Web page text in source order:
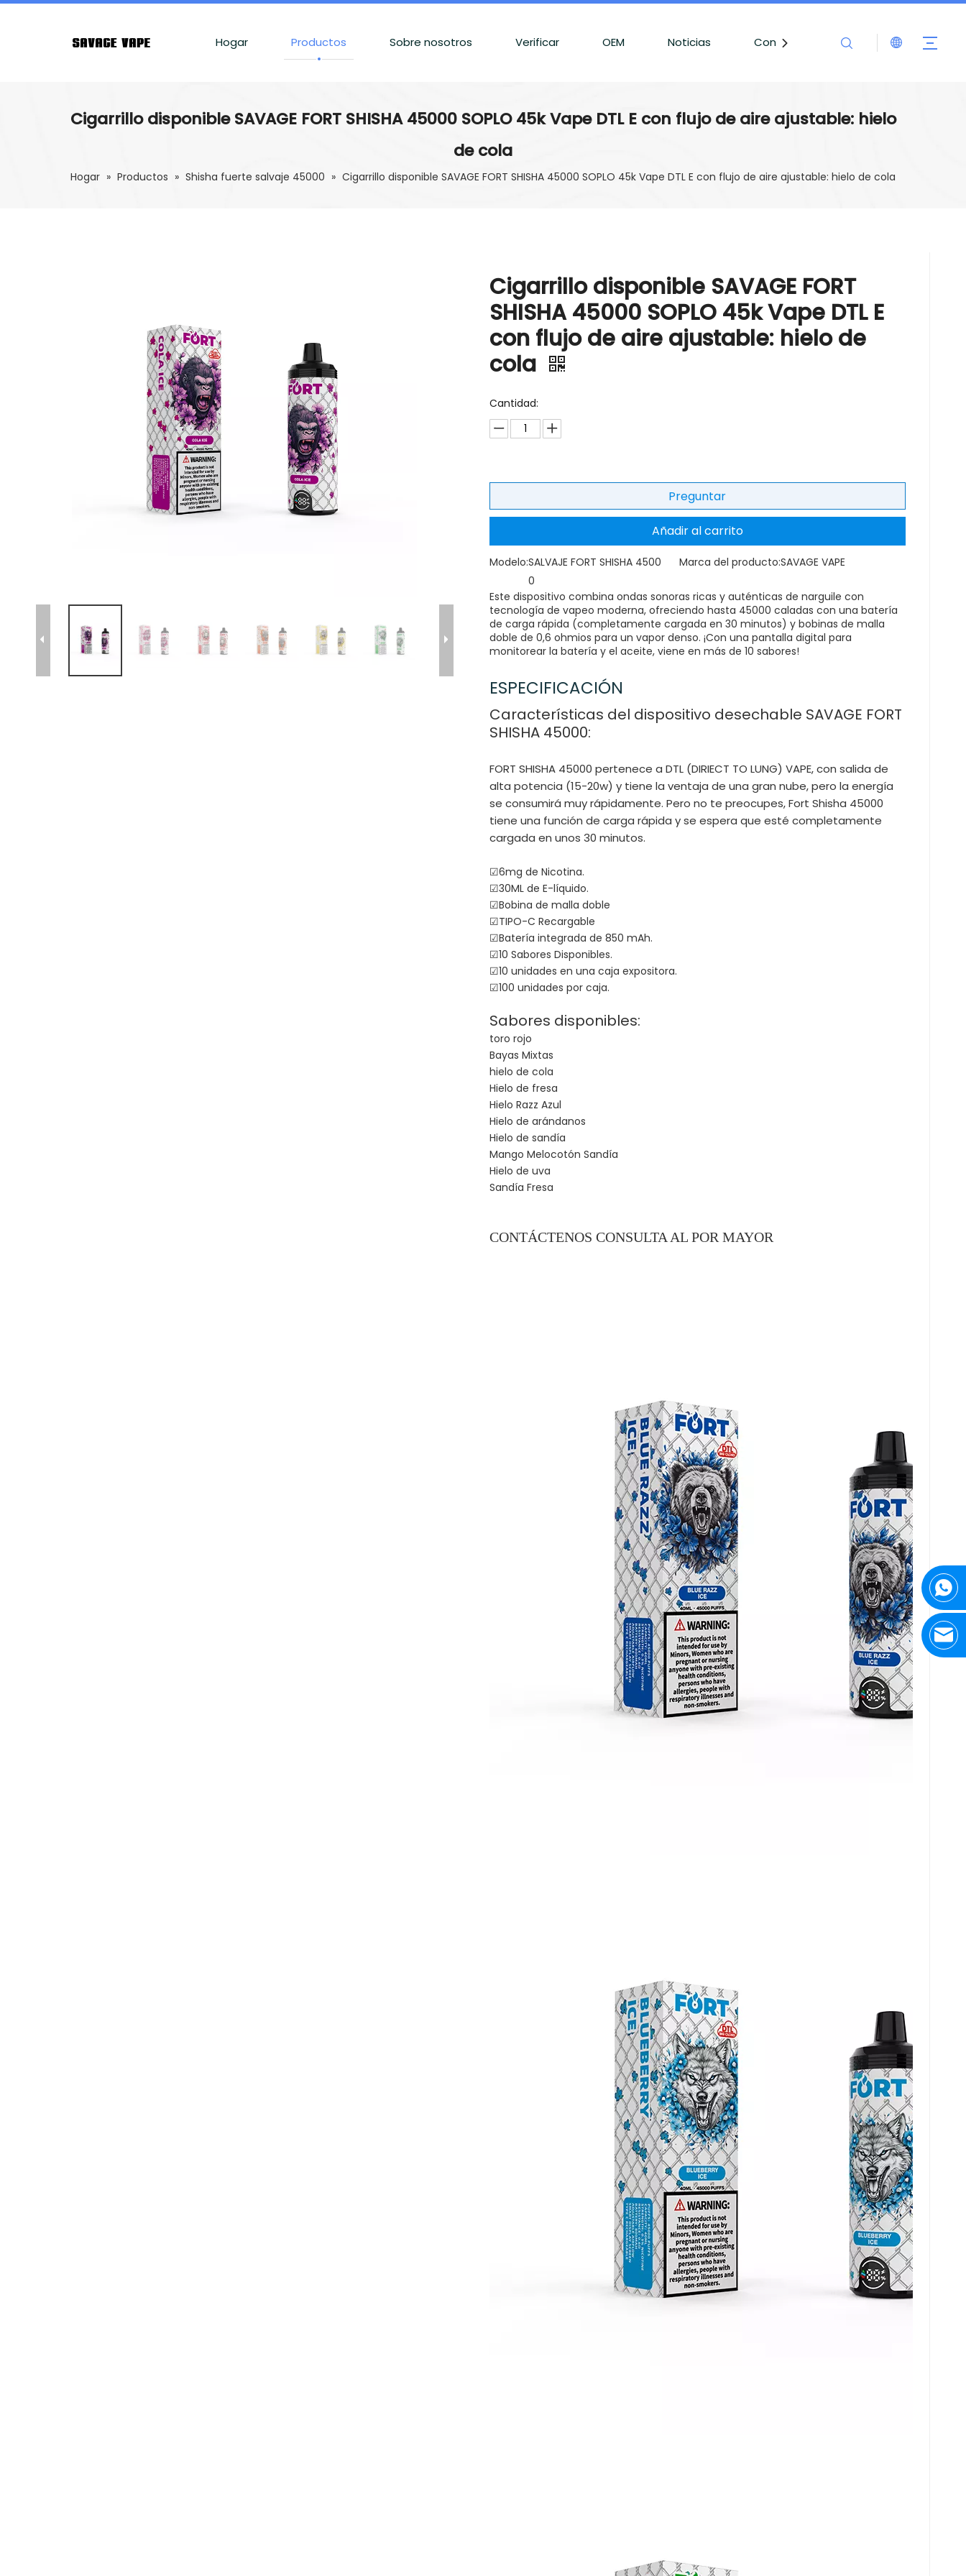
Hogar Productos Sobre nosotros Verificar OEM Noticias Contáctenos
Cigarrillo disponible SAVAGE FORT SHISHA 45000 SOPLO 45k Vape DTL E con flujo de aire ajustable: hielo
de cola
Hogar » Productos » Shisha fuerte salvaje 45000 » Cigarrillo disponible SAVAGE FORT SHISHA 45000 SOPLO 45k Vape DTL E con flujo de aire ajustable: hielo de cola
Cigarrillo disponible SAVAGE FORT
SHISHA 45000 SOPLO 45k Vape DTL E
con flujo de aire ajustable: hielo de
cola
Cantidad:
Preguntar
Añadir al carrito
Modelo:SALVAJE FORT SHISHA 4500
0
Marca del producto:SAVAGE VAPE
Este dispositivo combina ondas sonoras ricas y auténticas de narguile con
tecnología de vapeo moderna, ofreciendo hasta 45000 caladas con una batería
de carga rápida (completamente cargada en 30 minutos) y bobinas de malla
doble de 0,6 ohmios para un vapor denso. ¡Con una pantalla digital para
monitorear la batería y el aceite, viene en más de 10 sabores!
ESPECIFICACIÓN
Características del dispositivo desechable SAVAGE FORT
SHISHA 45000:
FORT SHISHA 45000 pertenece a DTL (DIRIECT TO LUNG) VAPE, con salida de
alta potencia (15-20w) y tiene la ventaja de una gran nube, pero la energía
se consumirá muy rápidamente. Pero no te preocupes, Fort Shisha 45000
tiene una función de carga rápida y se espera que esté completamente
cargada en unos 30 minutos.
☑6mg de Nicotina.
☑30ML de E-líquido.
☑Bobina de malla doble
☑TIPO-C Recargable
☑Batería integrada de 850 mAh.
☑10 Sabores Disponibles.
☑10 unidades en una caja expositora.
☑100 unidades por caja.
Sabores disponibles:
toro rojo
Bayas Mixtas
hielo de cola
Hielo de fresa
Hielo Razz Azul
Hielo de arándanos
Hielo de sandía
Mango Melocotón Sandía
Hielo de uva
Sandía Fresa
CONTÁCTENOS CONSULTA AL POR MAYOR